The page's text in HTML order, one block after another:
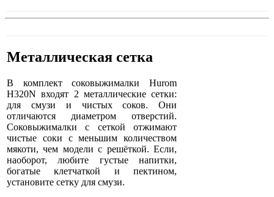
Металлическая сетка
В комплект соковыжималки Hurom
H320N входят 2 металлические сетки:
для смузи и чистых соков. Они
отличаются диаметром отверстий.
Соковыжималки с сеткой отжимают
чистые соки с меньшим количеством
мякоти, чем модели с решёткой. Если,
наоборот, любите густые напитки,
богатые клетчаткой и пектином,
установите сетку для смузи.